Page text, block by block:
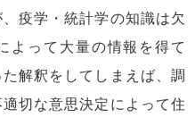
疫学・統計学の知識は欠
よって大量の情報を得て
解釈をしてしまえば、調
切な意思決定によって住